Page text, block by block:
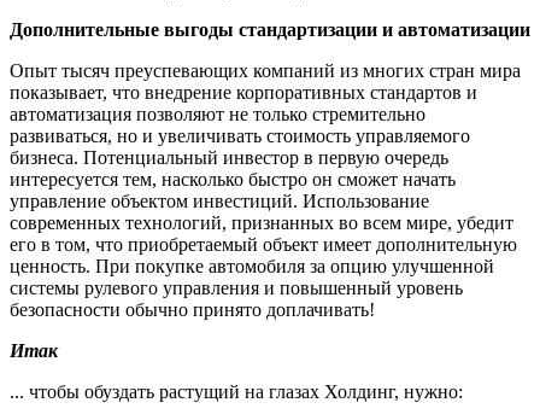
Дополнительные выгоды стандартизации и автоматизации
Опыт тысяч преуспевающих компаний из многих стран мира
показывает, что внедрение корпоративных стандартов и
автоматизация позволяют не только стремительно
развиваться, но и увеличивать стоимость управляемого
бизнеса. Потенциальный инвестор в первую очередь
интересуется тем, насколько быстро он сможет начать
управление объектом инвестиций. Использование
современных технологий, признанных во всем мире, убедит
его в том, что приобретаемый объект имеет дополнительную
ценность. При покупке автомобиля за опцию улучшенной
системы рулевого управления и повышенный уровень
безопасности обычно принято доплачивать!
Итак
... чтобы обуздать растущий на глазах Холдинг, нужно: